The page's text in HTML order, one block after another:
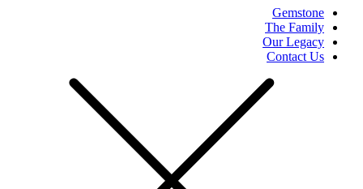
Gemstone
The Family
Our Legacy
Contact Us